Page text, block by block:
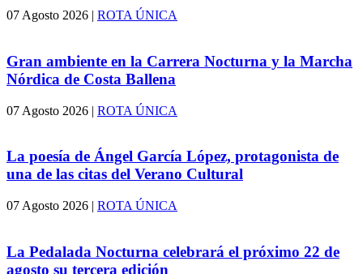
07 Agosto 2026 | ROTA ÚNICA
Gran ambiente en la Carrera Nocturna y la Marcha
Nórdica de Costa Ballena
07 Agosto 2026 | ROTA ÚNICA
La poesía de Ángel García López, protagonista de
una de las citas del Verano Cultural
07 Agosto 2026 | ROTA ÚNICA
La Pedalada Nocturna celebrará el próximo 22 de
agosto su tercera edición